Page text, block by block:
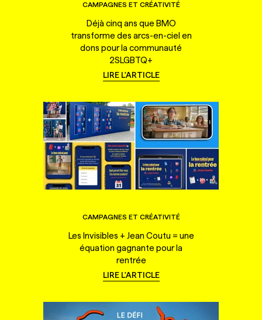
CAMPAGNES ET CRÉATIVITÉ
Déjà cinq ans que BMO
transforme des arcs-en-ciel en
dons pour la communauté
2SLGBTQ+
LIRE L'ARTICLE
CAMPAGNES ET CRÉATIVITÉ
Les Invisibles + Jean Coutu = une
équation gagnante pour la
rentrée
LIRE L'ARTICLE